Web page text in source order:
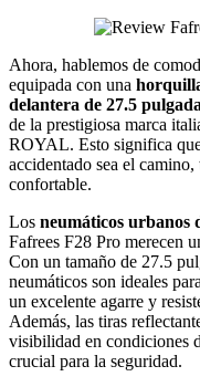
Ahora, hablemos de
equipada con una
delantera de 27.5
de la prestigiosa marca
ROYAL. Esto significa
accidentado sea el
confortable.
Los neumáticos urbanos
Fafrees F28 Pro merecen
Con un tamaño de 27.5
neumáticos son ideales
un excelente agarre y
Además, las tiras
visibilidad en condiciones
crucial para la seguridad.